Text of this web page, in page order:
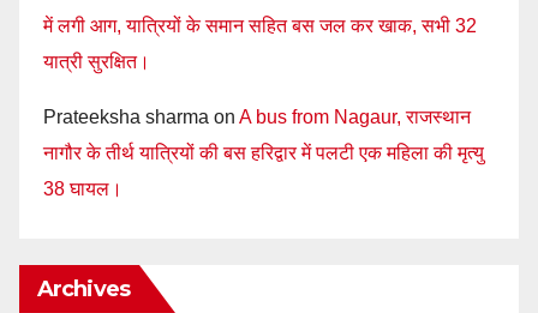
में लगी आग, यात्रियों के समान सहित बस जल कर खाक, सभी 32
यात्री सुरक्षित।
Prateeksha sharma on A bus from Nagaur, राजस्थान
नागौर के तीर्थ यात्रियों की बस हरिद्वार में पलटी एक महिला की मृत्यु
38 घायल।
Archives